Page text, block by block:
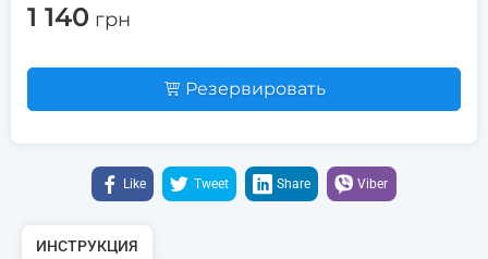
1 140 грн
Резервировать
Like Tweet Share Viber
ИНСТРУКЦИЯ